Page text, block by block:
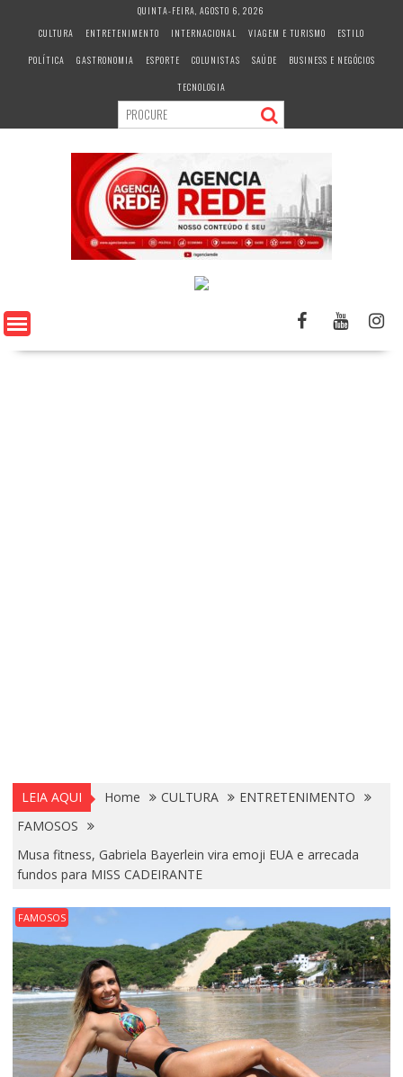
c
QUINTA-FEIRA, AGOSTO 6, 2026
CULTURA
ENTRETENIMENTO INTERNACIONAL VIAGEM E TURISMO
ESTILO
POLÍTICA
GASTRONOMIA ESPORTE COLUNISTAS SAÚDE
BUSINESS E NEGÓCIOS
TECNOLOGIA
LEIA AQUI Home CULTURA
ENTRETENIMENTO
FAMOSOS
Musa fitness, Gabriela Bayerlein vira emoji EUA e arrecada
fundos para MISS CADEIRANTE
FAMOSOS